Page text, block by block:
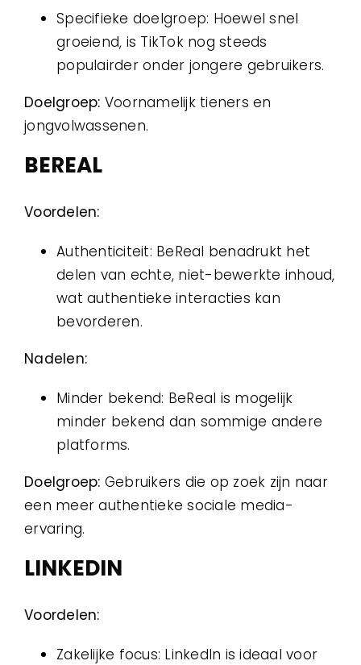
Specifieke doelgroep: Hoewel snel
groeiend, is TikTok nog steeds
populairder onder jongere gebruikers.
Doelgroep: Voornamelijk tieners en
jongvolwassenen.
BEREAL
Voordelen:
Authenticiteit: BeReal benadrukt het
delen van echte, niet-bewerkte inhoud,
wat authentieke interacties kan
bevorderen.
Nadelen:
Minder bekend: BeReal is mogelijk
minder bekend dan sommige andere
platforms.
Doelgroep: Gebruikers die op zoek zijn naar
een meer authentieke sociale media-
ervaring.
LINKEDIN
Voordelen:
Zakelijke focus: LinkedIn is ideaal voor